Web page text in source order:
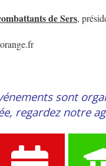
de Sers,
sont
regardeznotre